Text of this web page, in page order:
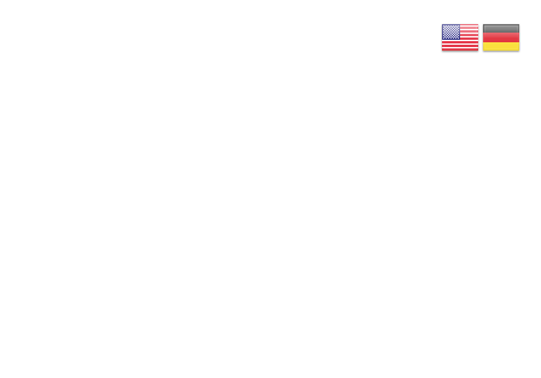
Travelbridge